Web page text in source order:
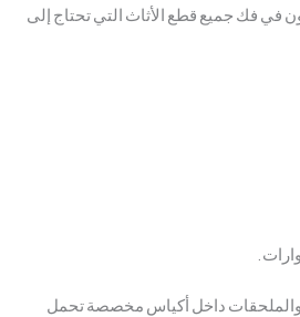
في فك جميع قطع الأثاث التي تحتاج إلى
داخل أكياس مخصصة تحمل